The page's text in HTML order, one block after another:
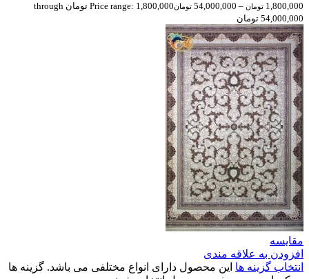
1,800,000 تومان –
54,000,000 تومان
Price range: 1,800,000 تومان through
54,000,000 تومان
مقایسه
افزودن به علاقه مندی
انتخاب گزینه ها این محصول دارای انواع مختلفی می باشد. گزینه ها